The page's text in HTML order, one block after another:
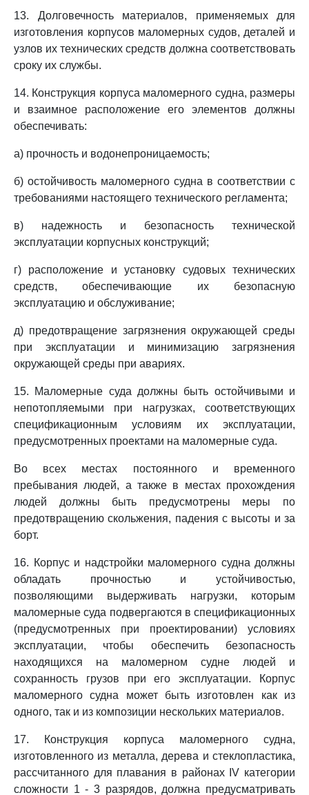
13. Долговечность материалов, применяемых для
изготовления корпусов маломерных судов, деталей и
узлов их технических средств должна соответствовать
сроку их службы.
14. Конструкция корпуса маломерного судна, размеры
и взаимное расположение его элементов должны
обеспечивать:
а) прочность и водонепроницаемость;
б) остойчивость маломерного судна в соответствии с
требованиями настоящего технического регламента;
в) надежность и безопасность технической
эксплуатации корпусных конструкций;
г) расположение и установку судовых технических
средств, обеспечивающие их безопасную
эксплуатацию и обслуживание;
д) предотвращение загрязнения окружающей среды
при эксплуатации и минимизацию загрязнения
окружающей среды при авариях.
15. Маломерные суда должны быть остойчивыми и
непотопляемыми при нагрузках, соответствующих
спецификационным условиям их эксплуатации,
предусмотренных проектами на маломерные суда.
Во всех местах постоянного и временного
пребывания людей, а также в местах прохождения
людей должны быть предусмотрены меры по
предотвращению скольжения, падения с высоты и за
борт.
16. Корпус и надстройки маломерного судна должны
обладать прочностью и устойчивостью,
позволяющими выдерживать нагрузки, которым
маломерные суда подвергаются в спецификационных
(предусмотренных при проектировании) условиях
эксплуатации, чтобы обеспечить безопасность
находящихся на маломерном судне людей и
сохранность грузов при его эксплуатации. Корпус
маломерного судна может быть изготовлен как из
одного, так и из композиции нескольких материалов.
17. Конструкция корпуса маломерного судна,
изготовленного из металла, дерева и стеклопластика,
рассчитанного для плавания в районах IV категории
сложности 1 - 3 разрядов, должна предусматривать